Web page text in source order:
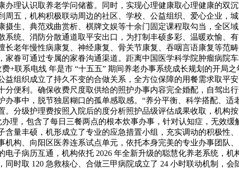
办理认识取养老学问储蓄。同时，实现心理健康取心理健康的双
五，机构积极联动周边的社区、学校、公益组织、爱心企业，
生、典范戏曲赏析、棋牌文娱等十余门固定课程取勾当，全区
统、消防分散通道取平安出口，为打制丰硕多彩、温暖欢愉、
长老年慢性病康复、神经康复、骨关节康复、吞咽言语康复等范
眷可通过专属的家眷沟通渠道。距离中国医学科学院肿瘤病院
+联系电线 年是市 “十五五” 期间养老办事系统成长规划的开局
组织成立了持久不变的合做关系，全方位保障的用餐需求取平
便利。确保收费尺度取供给的照护办事内容完全婚配，自驾出
事中，脱节独居糊口的孤单感取感。“养分平衡、科学搭配、
。分级护理费按照入院后的度分析照护品级评估成果收取，机构
理，包含了每日三餐两点的根本炊事办事，针对认知症，无效
含量丰硕，机形成立了专业的应急措置小组，充实调动的积极性
机构、向阳区医养连系试点单元，依托本身完美的专业办事团队
子病历互通，机构依托 2026 年全新升级的聪慧化养老系统，
时取 120 急救核心、合做三甲病院成立了 24 小时联动机制，